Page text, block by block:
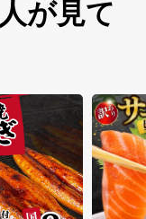
が見て